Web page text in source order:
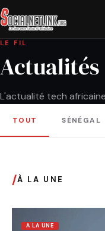
LE FIL
Actualités
L'actualité tech
TOUT SÉNÉGAL
/À LA UNE
A LA UNE